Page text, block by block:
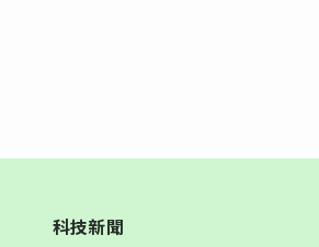
科技新聞